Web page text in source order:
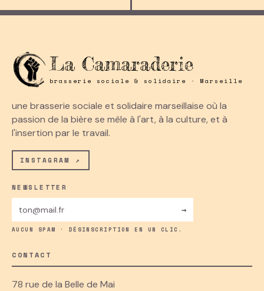
La Camaraderie
brasserie sociale & solidaire · Marseille
une brasserie sociale et solidaire marseillaise où la
passion de la bière se mêle à l'art, à la culture, et à
l'insertion par le travail.
INSTAGRAM ↗
NEWSLETTER
→
AUCUN SPAM · DÉSINSCRIPTION EN UN CLIC.
CONTACT
78 rue de la Belle de Mai